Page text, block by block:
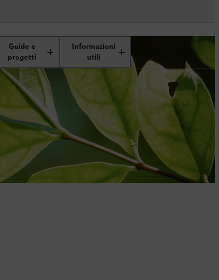
Guide e
progetti
Informazioni
utili